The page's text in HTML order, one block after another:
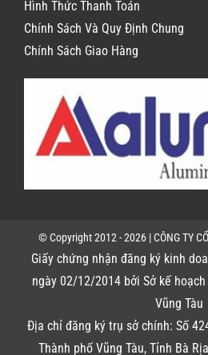
Hình Thức Thanh Toán
Chính Sách Và Quy Định Chung
Chính Sách Giao Hàng
© Copyright 2012 - 2026 | CÔNG TY
Giấy chứng nhận đăng ký kinh
ngày 02/12/2014 bởi Sở kế
Vũng Tàu
Địa chỉ đăng ký trụ sở chính: Số
Thành phố Vũng Tàu, Tỉnh Bà